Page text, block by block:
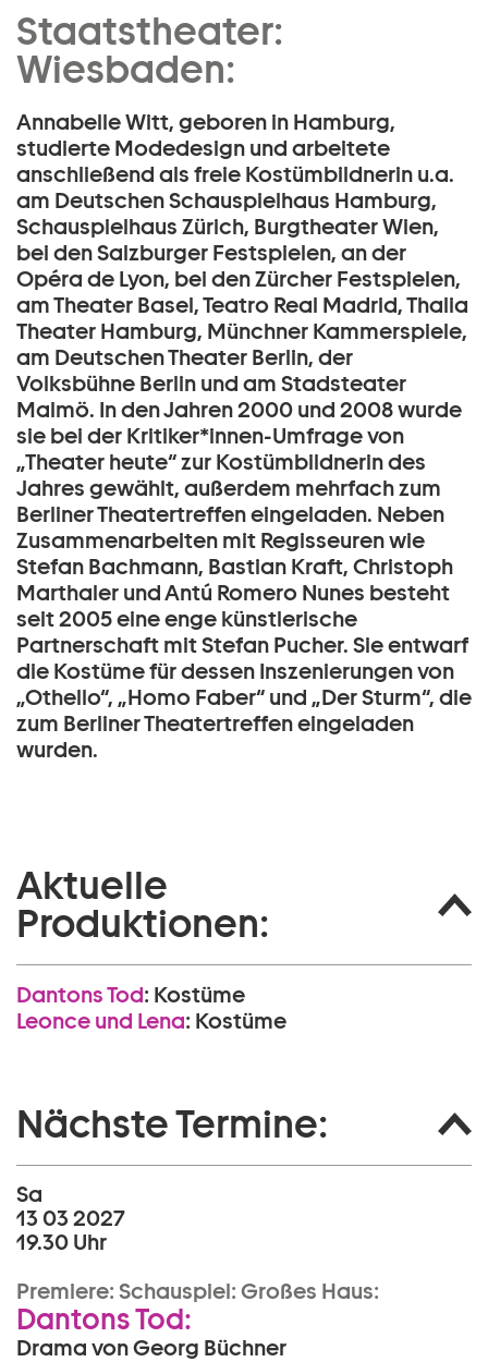
Zum Hauptinhalt springen
Zum Footer springen
Staatstheater:
Wiesbaden:
Kostüme:
Annabelle Witt:
Annabelle Witt, geboren in Hamburg,
studierte Modedesign und arbeitete
anschließend als freie Kostümbildnerin u.a.
am Deutschen Schauspielhaus Hamburg,
Schauspielhaus Zürich, Burgtheater Wien,
bei den Salzburger Festspielen, an der
Opéra de Lyon, bei den Zürcher Festspielen,
am Theater Basel, Teatro Real Madrid, Thalia
Theater Hamburg, Münchner Kammerspiele,
am Deutschen Theater Berlin, der
Volksbühne Berlin und am Stadsteater
Malmö. In den Jahren 2000 und 2008 wurde
sie bei der Kritiker*innen-Umfrage von
„Theater heute“ zur Kostümbildnerin des
Jahres gewählt, außerdem mehrfach zum
Berliner Theatertreffen eingeladen. Neben
Zusammenarbeiten mit Regisseuren wie
Stefan Bachmann, Bastian Kraft, Christoph
Marthaler und Antú Romero Nunes besteht
seit 2005 eine enge künstlerische
Partnerschaft mit Stefan Pucher. Sie entwarf
die Kostüme für dessen Inszenierungen von
„Othello“, „Homo Faber“ und „Der Sturm“, die
zum Berliner Theatertreffen eingeladen
wurden.
Aktuelle
Produktionen:
Dantons Tod: Kostüme
Leonce und Lena: Kostüme
Nächste Termine:
Sa
13 03 2027
19.30 Uhr
Premiere: Schauspiel: Großes Haus:
Dantons Tod:
Drama von Georg Büchner